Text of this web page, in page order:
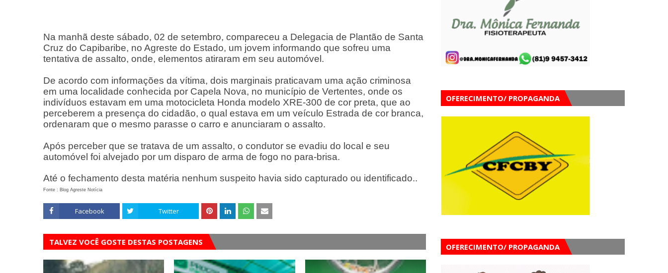
Na manhã deste sábado, 02 de setembro, compareceu a Delegacia de Plantão de Santa
Cruz do Capibaribe, no Agreste do Estado, um jovem informando que sofreu uma
tentativa de assalto, onde, elementos atiraram em seu automóvel.
De acordo com informações da vítima, dois marginais praticavam uma ação criminosa
em uma localidade conhecida por Capela Nova, no município de Vertentes, onde os
indivíduos estavam em uma motocicleta Honda modelo XRE-300 de cor preta, que ao
perceberem a presença do cidadão, o qual estava em um veículo Estrada de cor branca,
ordenaram que o mesmo parasse o carro e anunciaram o assalto.
Após perceber que se tratava de um assalto, o condutor se evadiu do local e seu
automóvel foi alvejado por um disparo de arma de fogo no para-brisa.
Até o fechamento desta matéria nenhum suspeito havia sido capturado ou identificado..
Fonte : Blog Agreste Notícia
Facebook Twitter
TALVEZ VOCÊ GOSTE DESTAS POSTAGENS
OFERECIMENTO/ PROPAGANDA
OFERECIMENTO/ PROPAGANDA